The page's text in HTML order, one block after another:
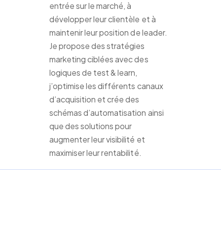
entrée sur le marché, à
développer leur clientèle et à
maintenir leur position de leader.
Je propose des stratégies
marketing ciblées avec des
logiques de test & learn,
j’optimise les différents canaux
d’acquisition et crée des
schémas d’automatisation ainsi
que des solutions pour
augmenter leur visibilité et
maximiser leur rentabilité.